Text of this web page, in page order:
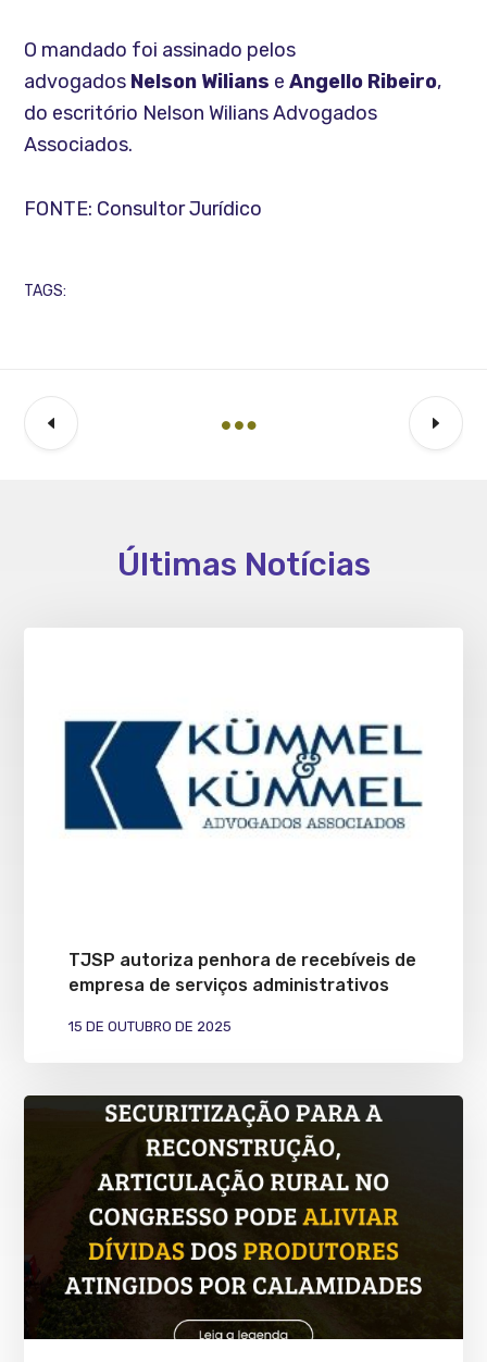
O mandado foi assinado pelos
advogados Nelson Wilians eAngello Ribeiro,
do escritório Nelson Wilians Advogados
Associados.
FONTE: Consultor Jurídico
TAGS:
Últimas Notícias
TJSP autoriza penhora de recebíveis de
empresa de serviços administrativos
15 DE OUTUBRO DE 2025